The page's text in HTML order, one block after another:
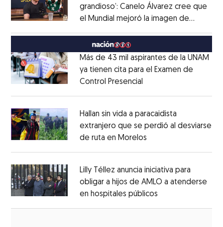
grandioso’: Canelo Álvarez cree que
el Mundial mejoró la imagen de
MéxicoOpens in new window
Más de 43 mil aspirantes de la UNAM
ya tienen cita para el Examen de
Control Presencial
Hallan sin vida a paracaidista
extranjero que se perdió al desviarse
de ruta en Morelos
Lilly Téllez anuncia iniciativa para
obligar a hijos de AMLO a atenderse
en hospitales públicos